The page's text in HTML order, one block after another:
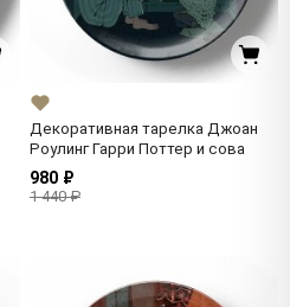
Декоративная тарелка Джоан
Роулинг Гарри Поттер и сова
980 ₽
1 440 ₽